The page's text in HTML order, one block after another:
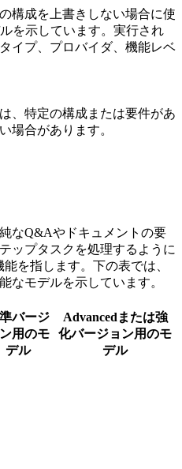
構成を上書きしない場合に使
を示しています。実行され
イプ、プロバイダ、機能レベ
、特定の構成または要件があ
場合があります。
なQ&Aやドキュメントの要
ップタスクを処理するように
を指します。下の表では、
なモデルを示しています。
バージ
用のモ
デル
Advancedまたは強
化バージョン用のモ
デル